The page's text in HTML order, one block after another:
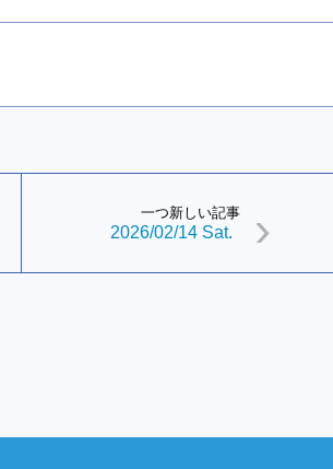
一つ新しい記事
2026/02/14 Sat.